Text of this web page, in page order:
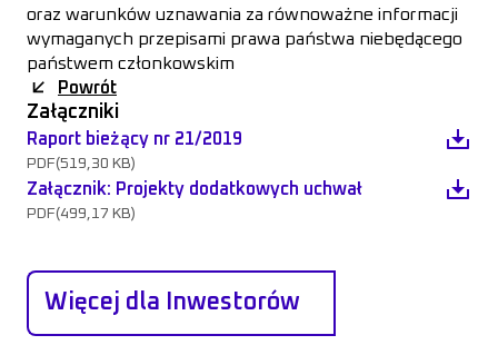
oraz warunków uznawania za równoważne informacji
wymaganych przepisami prawa państwa niebędącego
państwem członkowskim
Powrót
Załączniki
Raport bieżący nr 21/2019
PDF(519,30 KB)
Załącznik: Projekty dodatkowych uchwał
PDF(499,17 KB)
Więcej dla Inwestorów